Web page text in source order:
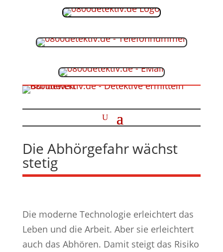
Die Abhörgefahr wächst
stetig
Die moderne Technologie erleichtert das
Leben und die Arbeit. Aber sie erleichtert
auch das Abhören. Damit steigt das Risiko